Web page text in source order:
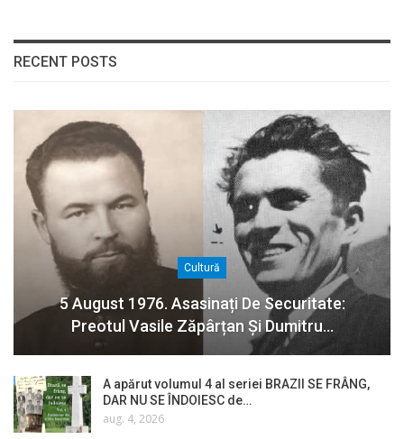
RECENT POSTS
Cultură
5 August 1976. Asasinați De Securitate:
Preotul Vasile Zăpârțan Și Dumitru…
A apărut volumul 4 al seriei BRAZII SE FRÂNG,
DAR NU SE ÎNDOIESC de…
aug. 4, 2026